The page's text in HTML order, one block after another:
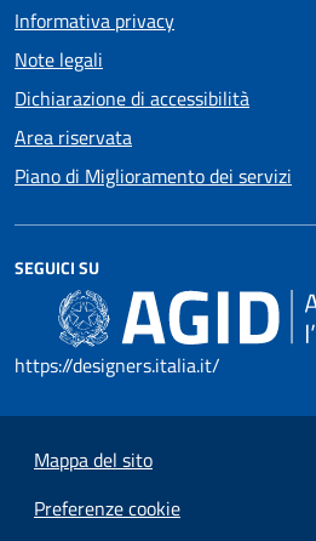
Informativa privacy
Note legali
Dichiarazione di accessibilità
Area riservata
Piano di Miglioramento dei servizi
SEGUICI SU
https://designers.italia.it/
Mappa del sito
Preferenze cookie